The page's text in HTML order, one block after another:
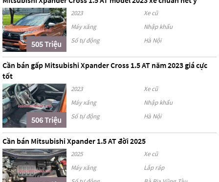
505 Triệu
2023
Xe cũ
Máy xăng
Nhập khẩu
Số tự động
Hà Nội
Cần bán gấp Mitsubishi Xpander Cross 1.5 AT năm 2023 giá cực
tốt
506 Triệu
2023
Xe cũ
Máy xăng
Nhập khẩu
Số tự động
Hà Nội
Cần bán Mitsubishi Xpander 1.5 AT đời 2025
2025
Xe cũ
Máy xăng
Lắp ráp